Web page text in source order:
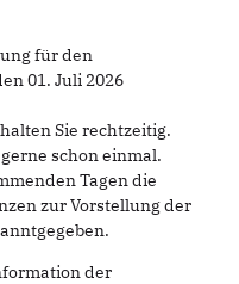
für den
01. Juli 2026
Sie rechtzeitig.
schon einmal.
Tagen die
zur Vorstellung der
der